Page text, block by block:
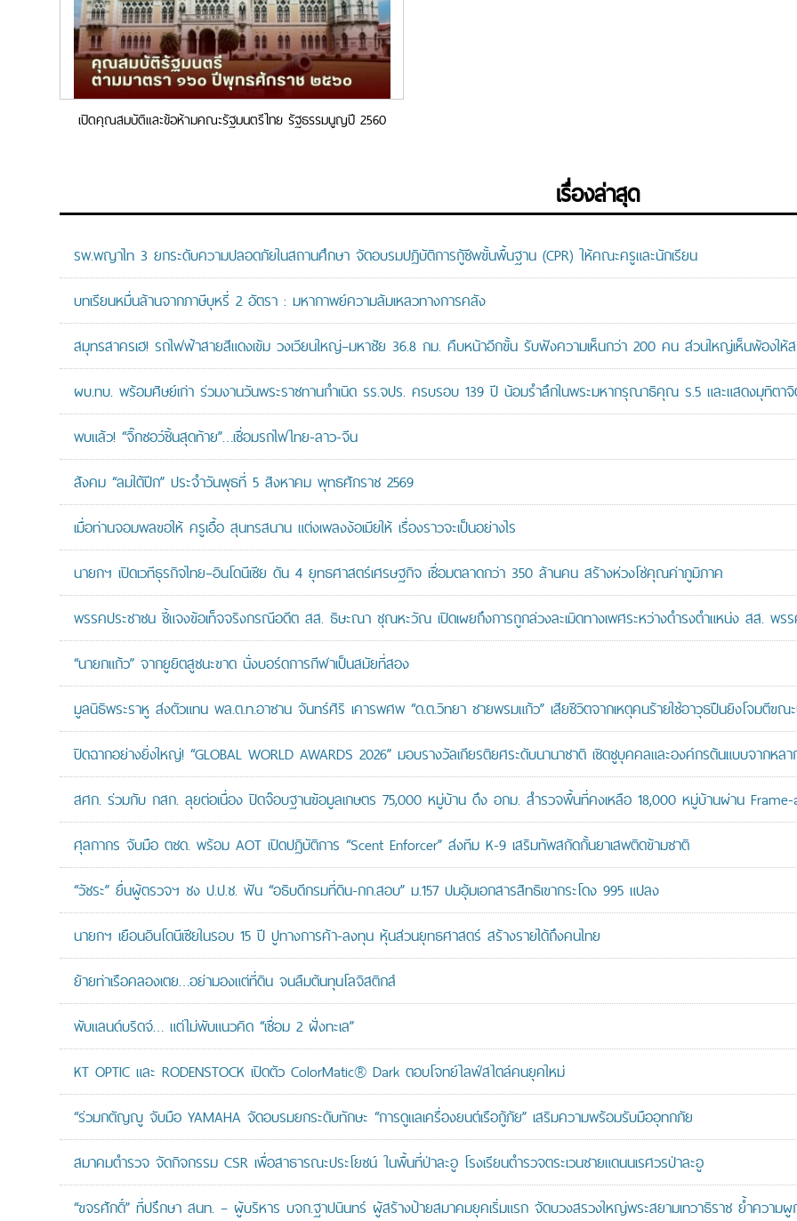
เปิดคุณสมบัติและข้อห้ามคณะรัฐมนตรีไทย รัฐธรรมนูญปี 2560
เรื่องล่าสุด
รพ.พญาไท 3 ยกระดับความปลอดภัยในสถานศึกษา จัดอบรมปฏิบัติการกู้ชีพขั้นพื้นฐาน (CPR) ให้คณะครูและนักเรียน
บทเรียนหมื่นล้านจากภาษีบุหรี่ 2 อัตรา : มหากาพย์ความล้มเหลวทางการคลัง
สมุทรสาครเฮ! รถไฟฟ้าสายสีแดงเข้ม วงเวียนใหญ่–มหาชัย 36.8 กม. คืบหน้าอีกขั้น รับฟังความเห็นกว่า 200 คน ส่วนใหญ่เห็นพ้องให้
ผบ.ทบ. พร้อมศิษย์เก่า ร่วมงานวันพระราชทานกำเนิด รร.จปร. ครบรอบ 139 ปี น้อมรำลึกในพระมหากรุณาธิคุณ ร.5 และแสดงมุทิตา
พบแล้ว! “จิ๊กซอว์ชิ้นสุดท้าย”…เชื่อมรถไฟไทย-ลาว-จีน
สังคม “ลมใต้ปีก” ประจำวันพุธที่ 5 สิงหาคม พุทธศักราช 2569
เมื่อท่านจอมพลขอให้ ครูเอื้อ สุนทรสนาน แต่งเพลงง้อเมียให้ เรื่องราวจะเป็นอย่างไร
นายกฯ เปิดเวทีธุรกิจไทย–อินโดนีเซีย ดัน 4 ยุทธศาสตร์เศรษฐกิจ เชื่อมตลาดกว่า 350 ล้านคน สร้างห่วงโซ่คุณค่าภูมิภาค
พรรคประชาชน ชี้แจงข้อเท็จจริงกรณีอดีต สส. ธิษะณา ชุณหะวัณ เปิดเผยถึงการถูกล่วงละเมิดทางเพศระหว่างดำรงตำแหน่ง สส. พรร
“นายกแก้ว” จากยูยิตสูชนะขาด นั่งบอร์ดการกีฬาเป็นสมัยที่สอง
มูลนิธิพระราหู ส่งตัวแทน พล.ต.ท.อาชาน จันทร์ศิริ เคารพศพ “ด.ต.วิทยา ชายพรมแก้ว” เสียชีวิตจากเหตุคนร้ายใช้อาวุธปืนยิงโจมตีขณ
ปิดฉากอย่างยิ่งใหญ่! “GLOBAL WORLD AWARDS 2026” มอบรางวัลเกียรติยศระดับนานาชาติ เชิดชูบุคคลและองค์กรต้นแบบจากหล
สศก. ร่วมกับ กสก. ลุยต่อเนื่อง ปิดจ๊อบฐานข้อมูลเกษตร 75,000 หมู่บ้าน ดึง อกม. สำรวจพื้นที่คงเหลือ 18,000 หมู่บ้านผ่าน
ศุลกากร จับมือ ตชด. พร้อม AOT เปิดปฏิบัติการ “Scent Enforcer” ส่งทีม K-9 เสริมทัพสกัดกั้นยาเสพติดข้ามชาติ
“วัชระ” ยื่นผู้ตรวจฯ ชง ป.ป.ช. ฟัน “อธิบดีกรมที่ดิน-กก.สอบ” ม.157 ปมอุ้มเอกสารสิทธิเขากระโดง 995 แปลง
นายกฯ เยือนอินโดนีเซียในรอบ 15 ปี ปูทางการค้า-ลงทุน หุ้นส่วนยุทธศาสตร์ สร้างรายได้ถึงคนไทย
ย้ายท่าเรือคลองเตย…อย่ามองแต่ที่ดิน จนลืมต้นทุนโลจิสติกส์
พับแลนด์บริดจ์… แต่ไม่พับแนวคิด “เชื่อม 2 ฝั่งทะเล”
KT OPTIC และ RODENSTOCK เปิดตัว ColorMatic® Dark ตอบโจทย์ไลฟ์สไตล์คนยุคใหม่
“ร่วมกตัญญู จับมือ YAMAHA จัดอบรมยกระดับทักษะ “การดูแลเครื่องยนต์เรือกู้ภัย” เสริมความพร้อมรับมืออุทกภัย
สมาคมตำรวจ จัดกิจกรรม CSR เพื่อสาธารณะประโยชน์ ในพื้นที่ป่าละอู โรงเรียนตำรวจตระเวนชายแดนนเรศวรป่าละอู
“ขจรศักดิ์” ที่ปรึกษา สนท. – ผู้บริหาร บจก.ฐาปนินทร์ ผู้สร้างป้ายสมาคมยุคเริ่มแรก จัดบวงสรวงใหญ่พระสยามเทวาธิราช ย้ำความ